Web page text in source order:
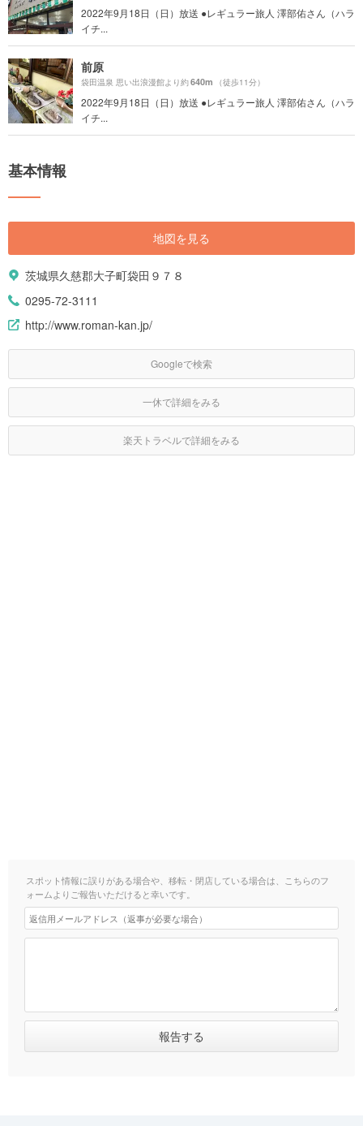
2022年9月18日（日）放送 ●レギュラー旅人 澤部佑さん（ハラ
イチ...
前原
袋田温泉 思い出浪漫館より約640m （徒歩11分）
2022年9月18日（日）放送 ●レギュラー旅人 澤部佑さん（ハラ
イチ...
基本情報
地図を見る
茨城県久慈郡大子町袋田９７８
0295-72-3111
http://www.roman-kan.jp/
Googleで検索
一休で詳細をみる
楽天トラベルで詳細をみる
スポット情報に誤りがある場合や、移転・閉店している場合は、こちらのフ
ォームよりご報告いただけると幸いです。